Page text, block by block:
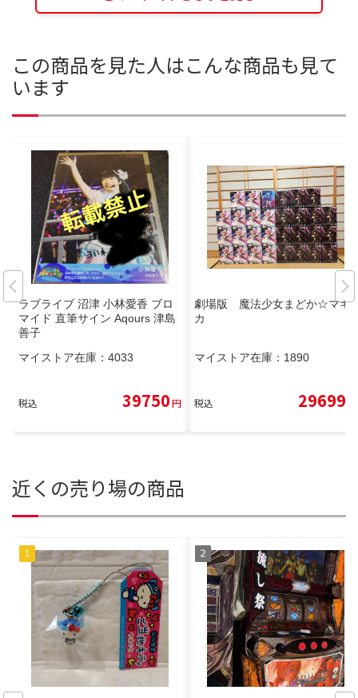
この商品を見た人はこんな商品も見て
います
ラブライブ 沼津 小林愛香 ブロ
マイド 直筆サイン Aqours 津島
善子
マイストア在庫： 4033
税込 39750円
劇場版 魔法少女まどか☆マギ
カ
マイストア在庫： 1890
税込 29699
近くの売り場の商品